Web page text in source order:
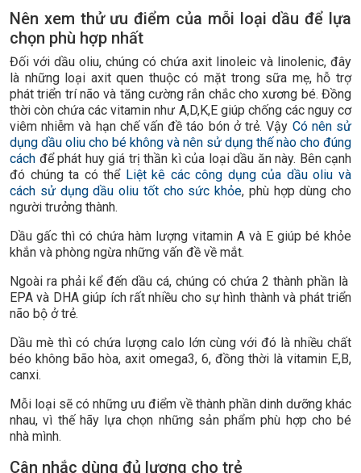
Nên xem thử ưu điểm của mỗi loại dầu để lựa
chọn phù hợp nhất
Đối với dầu oliu, chúng có chứa axit linoleic và linolenic, đây
là những loại axit quen thuộc có mặt trong sữa mẹ, hỗ trợ
phát triển trí não và tăng cường rắn chắc cho xương bé. Đồng
thời còn chứa các vitamin như A,D,K,E giúp chống các nguy cơ
viêm nhiễm và hạn chế vấn đề táo bón ở trẻ. Vậy Có nên sử
dụng dầu oliu cho bé không và nên sử dụng thế nào cho đúng
cách để phát huy giá trị thần kì của loại dầu ăn này. Bên cạnh
đó chúng ta có thể Liệt kê các công dụng của dầu oliu và
cách sử dụng dầu oliu tốt cho sức khỏe, phù hợp dùng cho
người trưởng thành.
Dầu gấc thì có chứa hàm lượng vitamin A và E giúp bé khỏe
khắn và phòng ngừa những vấn đề về mắt.
Ngoài ra phải kể đến dầu cá, chúng có chứa 2 thành phần là
EPA và DHA giúp ích rất nhiều cho sự hình thành và phát triển
não bộ ở trẻ.
Dầu mè thì có chứa lượng calo lớn cùng với đó là nhiều chất
béo không bão hòa, axit omega3, 6, đồng thời là vitamin E,B,
canxi.
Mỗi loại sẽ có những ưu điểm về thành phần dinh dưỡng khác
nhau, vì thế hãy lựa chọn những sản phẩm phù hợp cho bé
nhà mình.
Cân nhắc dùng đủ lượng cho trẻ